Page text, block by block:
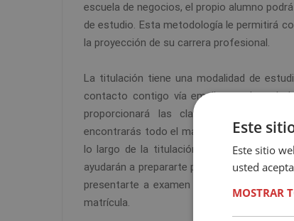
escuela de negocios, el propio alumno
de estudio. Esta metodología le permitirá
la proyección de su carrera profesional.
La titulación tiene una modalidad de
contacto contigo vía email para darte la
proporcionará las claves de acceso al
encontrarás todo el material didáctico
lo largo de la titulación tendrás distintas
ayudarán a prepararte para superar el
presentarte a examen dentro del plazo
matrícula.
Este
Este sitio
usted
MOSTRAR